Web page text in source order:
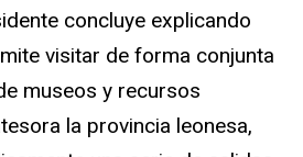
concluye explicando
visitar de forma conjunta
museos y recursos
la provincia leonesa,